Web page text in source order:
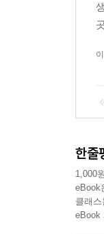
한줄
1,000
eBook
클래
eBook